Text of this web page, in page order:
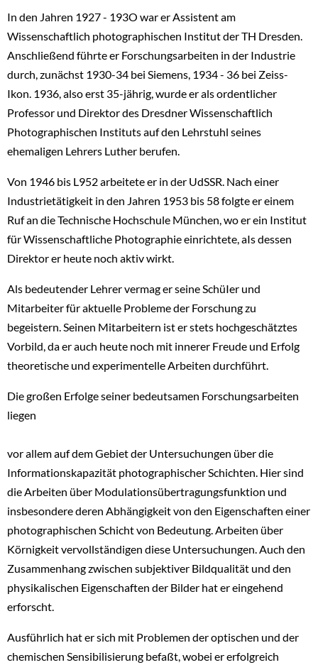
In den Jahren 1927 - 193O war er Assistent am
Wissenschaftlich photographischen Institut der TH Dresden.
Anschließend führte er Forschungsarbeiten in der Industrie
durch, zunächst 1930-34 bei Siemens, 1934 - 36 bei Zeiss-
Ikon. 1936, also erst 35-jährig, wurde er als ordentlicher
Professor und Direktor des Dresdner Wissenschaftlich
Photographischen Instituts auf den Lehrstuhl seines
ehemaligen Lehrers Luther berufen.
Von 1946 bis L952 arbeitete er in der UdSSR. Nach einer
Industrietätigkeit in den Jahren 1953 bis 58 folgte er einem
Ruf an die Technische Hochschule München, wo er ein Institut
für Wissenschaftliche Photographie einrichtete, aIs dessen
Direktor er heute noch aktiv wirkt.
Als bedeutender Lehrer vermag er seine SchüIer und
Mitarbeiter für aktuelle Probleme der Forschung zu
begeistern. Seinen Mitarbeitern ist er stets hochgeschätztes
Vorbild, da er auch heute noch mit innerer Freude und Erfolg
theoretische und experimentelle Arbeiten durchführt.
Die großen Erfolge seiner bedeutsamen Forschungsarbeiten
liegen
vor allem auf dem Gebiet der Untersuchungen über die
Informationskapazität photographischer Schichten. Hier sind
die Arbeiten über Modulationsübertragungsfunktion und
insbesondere deren Abhängigkeit von den Eigenschaften einer
photographischen Schicht von Bedeutung. Arbeiten über
Körnigkeit vervollständigen diese Untersuchungen. Auch den
Zusammenhang zwischen subjektiver Bildqualität und den
physikalischen Eigenschaften der Bilder hat er eingehend
erforscht.
Ausführlich hat er sich mit Problemen der optischen und der
chemischen Sensibilisierung befaßt, wobei er erfolgreich